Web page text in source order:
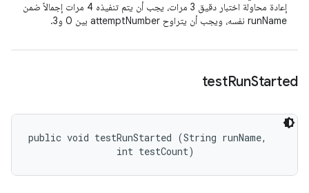
إعادة محاولة اختبار دقيق 3 مرات، يجب أن يتم تنفيذه 4 مرات إجمالاً ضمن
runName نفسه، ويجب أن يتراوح attemptNumber بين 0 و3.
testRunStarted
public void testRunStarted (String runName,
                int testCount)